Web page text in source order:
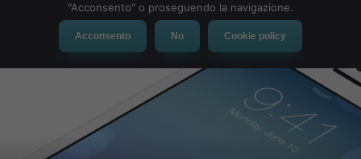
"Acconsento" o proseguendo la navigazione.
Acconsento No Cookie policy